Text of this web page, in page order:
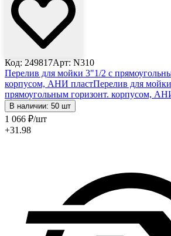
Код: 249817Арт: N310
Перелив для мойки 3"1/2 с
корпусом, АНИ пластПерелив для
прямоугольным горизонт. корпусом,
В наличии: 50 шт
1 066 ₽/шт
+31.98